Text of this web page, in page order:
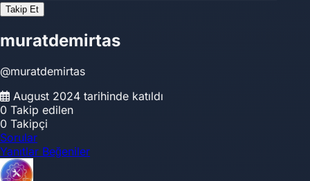
Takip Et
muratdemirtas
@muratdemirtas
August 2024 tarihinde katıldı
0 Takip edilen
0 Takipçi
Sorular
Yanıtlar Beğeniler